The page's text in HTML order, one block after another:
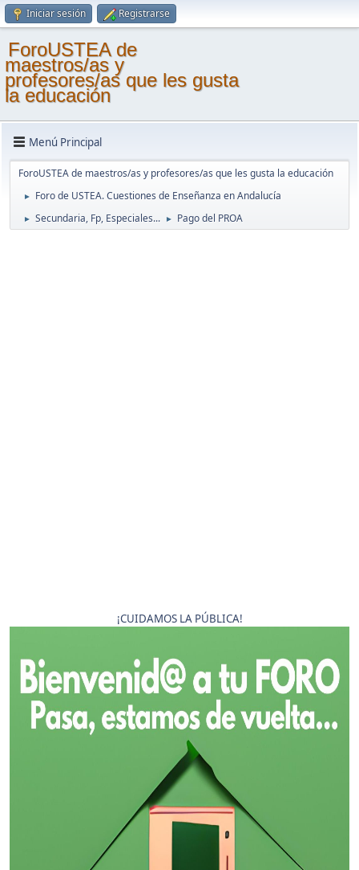
Iniciar sesión Registrarse
ForoUSTEA de
maestros/as y
profesores/as que les gusta
la educación
Menú Principal
ForoUSTEA de maestros/as y profesores/as que les gusta la educación
► Foro de USTEA. Cuestiones de Enseñanza en Andalucía
► Secundaria, Fp, Especiales... ► Pago del PROA
¡CUIDAMOS LA PÚBLICA!